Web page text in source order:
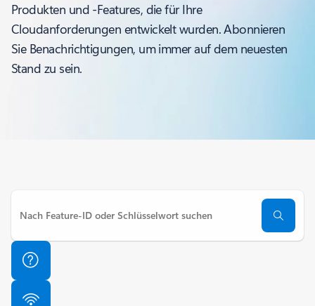
Produkten und -Features, die für Ihre
Cloudanforderungen entwickelt wurden. Abonnieren
Sie Benachrichtigungen, um immer auf dem neuesten
Stand zu sein.